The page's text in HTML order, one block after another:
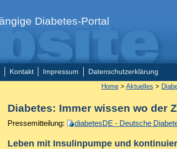
Diabetes-Portal
Kontakt Impressum Datenschutzerklärung
Home> Aktuelles >
Diabetes: Immer wissen wo der
Pressemitteilung: diabetesDE - Deutsche
Leben mit Insulinpumpe und